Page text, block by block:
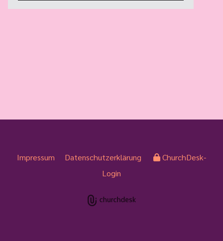
Impressum Datenschutzerklärung
ChurchDesk-
Login